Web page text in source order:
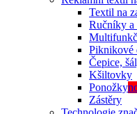
Textil na
Ručníky a
Piknikové
Čepice,
Kšiltovky
Ponožky
Zástěry